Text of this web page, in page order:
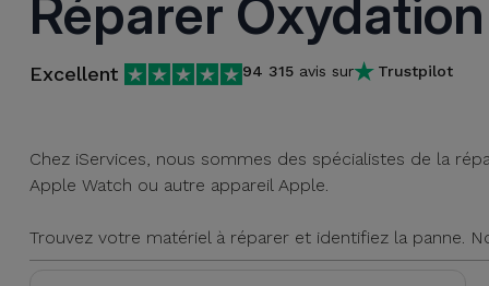
Pannes
iPhone
iPhone
Reconditionnés
Reconditionnés
Reconditionnés
Produits
Nouveautés
Câbles
Promotions
Reprises
Réparer Oxydation
Excellent 94 315avis sur Trustpilot
Chez iServices, nous sommes des spécialistes de la
Apple Watch ou autre appareil Apple.
Trouvez votre matériel à réparer et identifiez la panne.